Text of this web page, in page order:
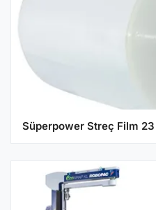
Süperpower Streç Film